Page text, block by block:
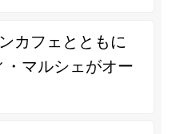
カフェとともに
マルシェがオー